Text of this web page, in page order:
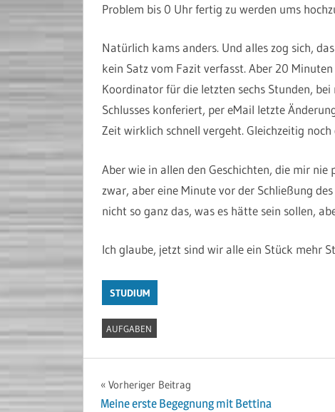
Problem bis 0 Uhr fertig zu werden ums
Natürlich kams anders. Und alles zog sich,
kein Satz vom Fazit verfasst. Aber 20
Koordinator für die letzten sechs Stunden,
Schlusses konferiert, per eMail letzte
Zeit wirklich schnell vergeht. Gleichzeitig
Aber wie in allen den Geschichten, die mir
zwar, aber eine Minute vor der Schließung
nicht so ganz das, was es hätte sein sollen,
Ich glaube, jetzt sind wir alle ein Stück mehr
STUDIUM
AUFGABEN
Beitragsnavigation
Vorheriger Beitrag
Meine erste Begegnung mit Bettina